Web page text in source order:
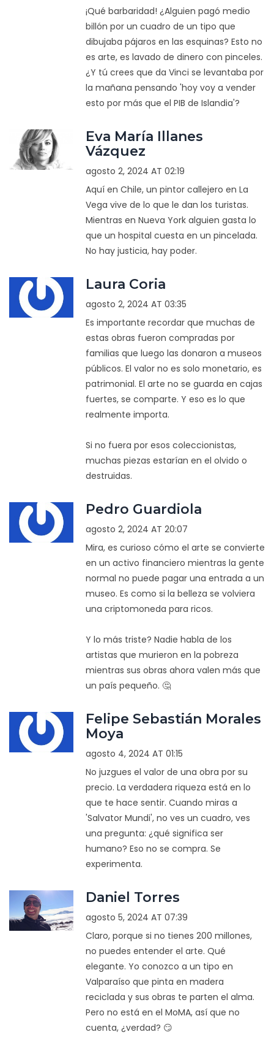
¡Qué barbaridad! ¿Alguien pagó medio
billón por un cuadro de un tipo que
dibujaba pájaros en las esquinas? Esto no
es arte, es lavado de dinero con pinceles.
¿Y tú crees que da Vinci se levantaba por
la mañana pensando 'hoy voy a vender
esto por más que el PIB de Islandia'?
Eva María Illanes
Vázquez
agosto 2, 2024 AT 02:19
Aquí en Chile, un pintor callejero en La
Vega vive de lo que le dan los turistas.
Mientras en Nueva York alguien gasta lo
que un hospital cuesta en un pincelada.
No hay justicia, hay poder.
Laura Coria
agosto 2, 2024 AT 03:35
Es importante recordar que muchas de
estas obras fueron compradas por
familias que luego las donaron a museos
públicos. El valor no es solo monetario, es
patrimonial. El arte no se guarda en cajas
fuertes, se comparte. Y eso es lo que
realmente importa.
Si no fuera por esos coleccionistas,
muchas piezas estarían en el olvido o
destruidas.
Pedro Guardiola
agosto 2, 2024 AT 20:07
Mira, es curioso cómo el arte se convierte
en un activo financiero mientras la gente
normal no puede pagar una entrada a un
museo. Es como si la belleza se volviera
una criptomoneda para ricos.
Y lo más triste? Nadie habla de los
artistas que murieron en la pobreza
mientras sus obras ahora valen más que
un país pequeño. 🤔
Felipe Sebastián Morales
Moya
agosto 4, 2024 AT 01:15
No juzgues el valor de una obra por su
precio. La verdadera riqueza está en lo
que te hace sentir. Cuando miras a
'Salvator Mundi', no ves un cuadro, ves
una pregunta: ¿qué significa ser
humano? Eso no se compra. Se
experimenta.
Daniel Torres
agosto 5, 2024 AT 07:39
Claro, porque si no tienes 200 millones,
no puedes entender el arte. Qué
elegante. Yo conozco a un tipo en
Valparaíso que pinta en madera
reciclada y sus obras te parten el alma.
Pero no está en el MoMA, así que no
cuenta, ¿verdad? 😏